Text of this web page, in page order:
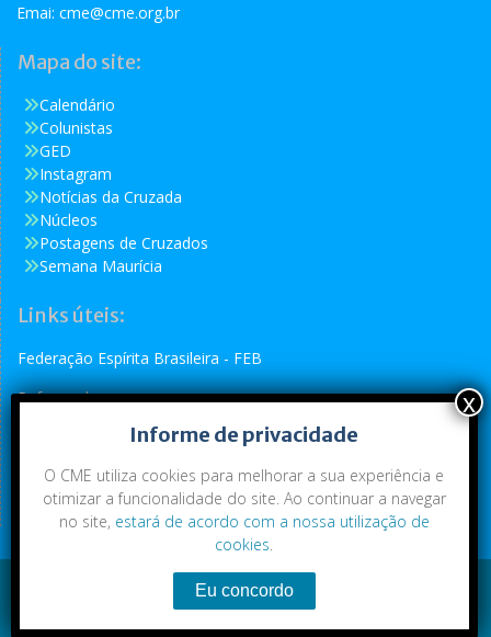
Emai: cme@cme.org.br
Mapa do site:
Calendário
Colunistas
GED
Instagram
Notícias da Cruzada
Núcleos
Postagens de Cruzados
Semana Maurícia
Links úteis:
Federação Espírita Brasileira - FEB
Reformador
Conselho Espírita Internacional - CEI
Conteúdo exclusivo da CME. Todos os direitos reservados.
Informe de privacidade
O CME utiliza cookies para melhorar a sua experiência e
otimizar a funcionalidade do site. Ao continuar a navegar
no site, estará de acordo com a nossa utilização de
cookies.